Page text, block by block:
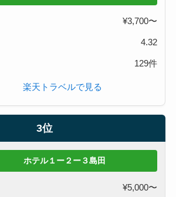
¥3,700〜
4.32
129件
楽天トラベルで見る
3位
ホテル１ー２ー３島田
¥5,000〜